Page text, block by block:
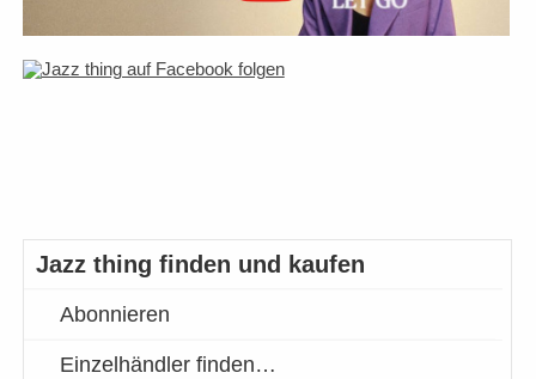
Jazz thing finden und kaufen
Abonnieren
Einzelhändler finden…